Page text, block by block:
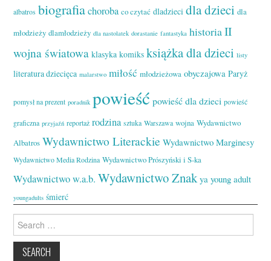
albatros biografia choroba co czytać dladzieci dla dzieci dla
młodzieży dlamłodzieży dla nastolatek dorastanie fantastyka historiaII
wojna światowa klasyka komiks książka dla dzieci listy
literatura dziecięca malarstwo miłość młodzieżowa obyczajowa Paryż
pomysł na prezent poradnik powieść powieść dla dzieci powieść
graficzna przyjaźń reportaż rodzina sztuka Warszawa wojna Wydawnictwo
Albatros Wydawnictwo Literackie Wydawnictwo Marginesy
Wydawnictwo Media Rodzina Wydawnictwo Prószyński i S-ka
Wydawnictwo w.a.b. Wydawnictwo Znak ya young adult
youngadults śmierć
Search
for: